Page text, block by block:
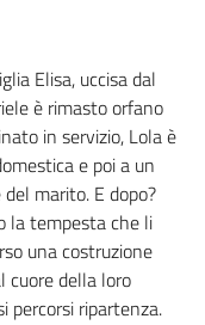
Elisa, uccisa dal
è rimasto orfano
in servizio, Lola è
e poi a un
marito. E dopo?
la tempesta che li
una costruzione
cuore della loro
percorsi ripartenza.